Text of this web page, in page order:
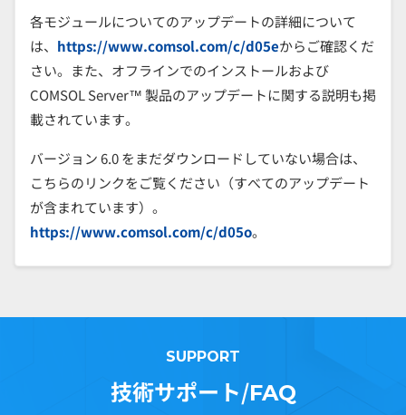
各モジュールについてのアップデートの詳細について
は、 https://www.comsol.com/c/d05eからご確認くだ
さい。また、オフラインでのインストールおよび
COMSOL Server™ 製品のアップデートに関する説明も掲
載されています。
バージョン 6.0 をまだダウンロードしていない場合は、
こちらのリンクをご覧ください（すべてのアップデート
が含まれています）。
https://www.comsol.com/c/d05o。
SUPPORT
技術サポート/FAQ